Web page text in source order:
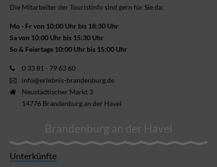
Die Mitarbeiter der Touristinfo sind gern für Sie da:
Mo - Fr von 10:00 Uhr bis 18:30 Uhr
Sa von 10:00 Uhr bis 15:30 Uhr
So & Feiertage 10:00 Uhr bis 15:00 Uhr
0 33 81 - 79 63 60
info@erlebnis-brandenburg.de
Neustädtischer Markt 3
14776 Brandenburg an der Havel
Brandenburg an der Havel
Unterkünfte